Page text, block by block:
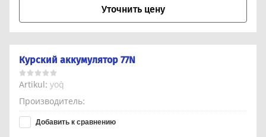
Уточнить цену
Курский аккумулятор 77N
Artikul: yo`q
Производитель
Добавить к сравнению